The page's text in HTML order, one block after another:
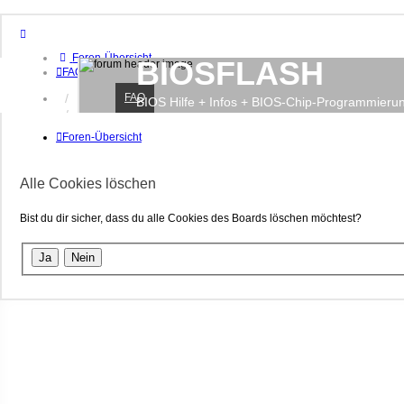
Foren-Übersicht
FAQ
Anmelden
Registrieren
BIOSFLASH
BIOS Hilfe + Infos + BIOS-Chip-
FAQ
Foren-Übersicht
Alle Cookies löschen
Bist du dir sicher, dass du alle Cookies des Boards löschen möchtest?